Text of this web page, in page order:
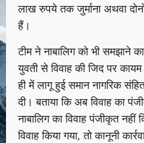
लाख रुपये तक जुर्माना अथवा
हैं।
टीम ने नाबालिग को भी समझाने
युवती से विवाह की जिद पर कायम
ही में लागू हुई समान नागरिक
दी। बताया कि अब विवाह का
नाबालिग का विवाह पंजीकृत
विवाह किया गया, तो कानूनी